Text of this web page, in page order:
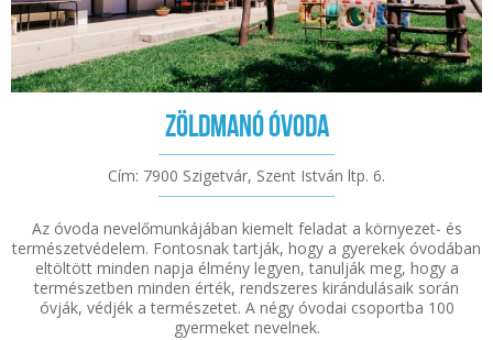
Zöldmanó Óvoda
Cím: 7900 Szigetvár, Szent István ltp. 6.
Az óvoda nevelőmunkájában kiemelt feladat a környezet- és
természetvédelem. Fontosnak tartják, hogy a gyerekek óvodában
eltöltött minden napja élmény legyen, tanulják meg, hogy a
természetben minden érték, rendszeres kirándulásaik során
óvják, védjék a természetet. A négy óvodai csoportba 100
gyermeket nevelnek.